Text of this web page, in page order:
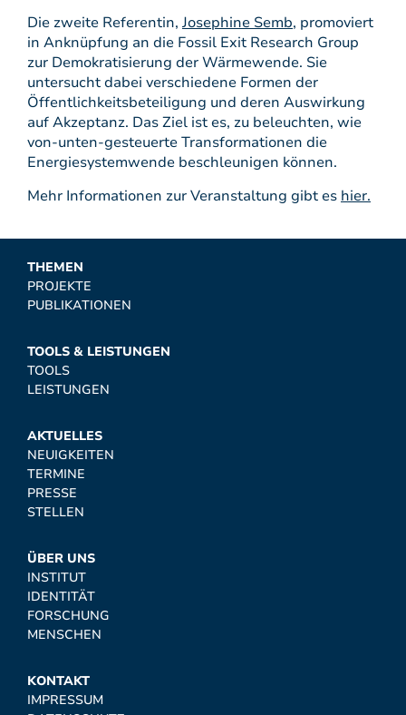
Die zweite Referentin, Josephine Semb, promoviert
in Anknüpfung an die Fossil Exit Research Group
zur Demokratisierung der Wärmewende. Sie
untersucht dabei verschiedene Formen der
Öffentlichkeitsbeteiligung und deren Auswirkung
auf Akzeptanz. Das Ziel ist es, zu beleuchten, wie
von-unten-gesteuerte Transformationen die
Energiesystemwende beschleunigen können.
Mehr Informationen zur Veranstaltung gibt es hier.
THEMEN
PROJEKTE
PUBLIKATIONEN
TOOLS & LEISTUNGEN
TOOLS
LEISTUNGEN
AKTUELLES
NEUIGKEITEN
TERMINE
PRESSE
STELLEN
ÜBER UNS
INSTITUT
IDENTITÄT
FORSCHUNG
MENSCHEN
KONTAKT
IMPRESSUM